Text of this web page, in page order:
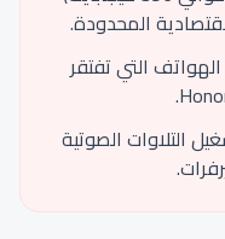
المحدودة.
التي تفتقر
التلاوات الصوتية